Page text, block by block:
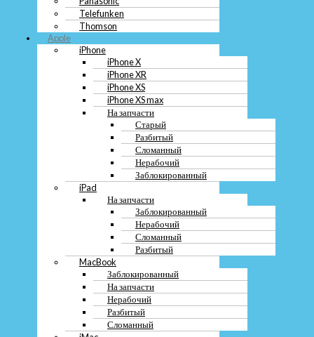
Telefunken
Thomson
Apple
iPhone
iPhone X
iPhone XR
iPhone XS
iPhone XS max
На запчасти
Старый
Разбитый
Сломанный
Нерабочий
Заблокированный
iPad
На запчасти
Заблокированный
Нерабочий
Сломанный
Разбитый
MacBook
Заблокированный
На запчасти
Нерабочий
Разбитый
Сломанный
iPhone XS
iPhone XS max
На запчасти
Старый
Разбитый
Сломанный
Нерабочий
Заблокированный
iPad
На запчасти
Заблокированный
Нерабочий
Сломанный
Разбитый
На запчасти
Нерабочий
Разбитый
Сломанный
iMac Pro
iPod
AppleWatch
AirPods